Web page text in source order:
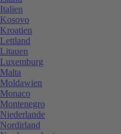
Italien
Kosovo
Kroatien
Lettland
Litauen
Luxemburg
Malta
Moldawien
Monaco
Montenegro
Niederlande
Nordirland